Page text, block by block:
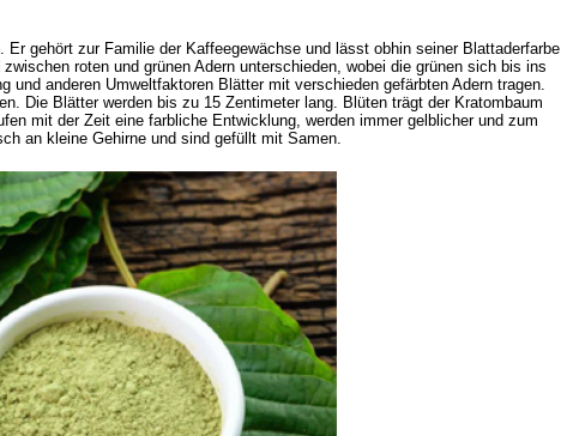
gehört zur Familie der Kaffeegewächse und lässt obhin seiner Blattaderfarbe
roten und grünen Adern unterschieden, wobei die grünen sich bis ins
anderen Umweltfaktoren Blätter mit verschieden gefärbten Adern tragen.
Die Blätter werden bis zu 15 Zentimeter lang. Blüten trägt der Kratombaum
mit der Zeit eine farbliche Entwicklung, werden immer gelblicher und zum
an kleine Gehirne und sind gefüllt mit Samen.